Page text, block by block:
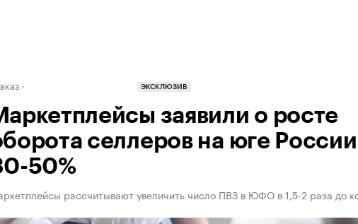
ЭКСКЛЮЗИВ
заявили о росте
селлеров на юге
50%
рассчитывают увеличить число ПВЗ в ЮФО в 1,5-2 раза до